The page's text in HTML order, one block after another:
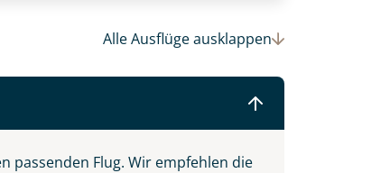
Alle Ausflügeausklappen
passenden Flug. Wir empfehlen die